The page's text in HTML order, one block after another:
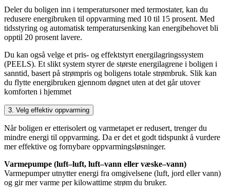
Deler du boligen inn i temperatursoner med termostater, kan du
redusere energibruken til oppvarming med 10 til 15 prosent. Med
tidsstyring og automatisk temperatursenking kan energibehovet bli
opptil 20 prosent lavere.
Du kan også velge et pris- og effektstyrt energilagringssystem
(PEELS). Et slikt system styrer de største energilagrene i boligen i
sanntid, basert på strømpris og boligens totale strømbruk. Slik kan
du flytte energibruken gjennom døgnet uten at det går utover
komforten i hjemmet
3. Velg effektiv oppvarming
Når boligen er etterisolert og varmetapet er redusert, trenger du
mindre energi til oppvarming. Da er det et godt tidspunkt å vurdere
mer effektive og fornybare oppvarmingsløsninger.
Varmepumpe (luft–luft, luft–vann eller væske–vann)
Varmepumper utnytter energi fra omgivelsene (luft, jord eller vann)
og gir mer varme per kilowattime strøm du bruker.